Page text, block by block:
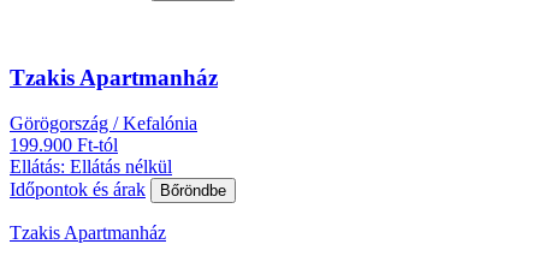
Tzakis Apartmanház
Görögország / Kefalónia
199.900 Ft-tól
Ellátás: Ellátás nélkül
Időpontok és árak
Bőröndbe
Tzakis Apartmanház